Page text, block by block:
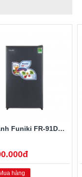
Tủ lạnh Funiki FR-91DSU 90 lít
hàng